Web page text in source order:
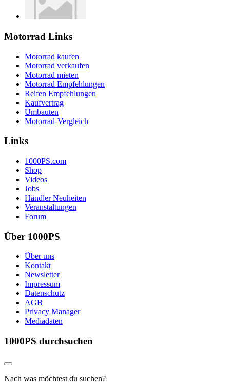
Motorrad Links
Motorrad kaufen
Motorrad verkaufen
Motorrad mieten
Motorrad Empfehlungen
Reifen Empfehlungen
Kaufvertrag
Umbauten
Motorrad-Vergleich
Links
1000PS.com
Shop
Videos
Jobs
Händler Neuheiten
Veranstaltungen
Forum
Über 1000PS
Über uns
Kontakt
Newsletter
Impressum
Datenschutz
AGB
Privacy Manager
Mediadaten
1000PS durchsuchen
Nach was möchtest du suchen?